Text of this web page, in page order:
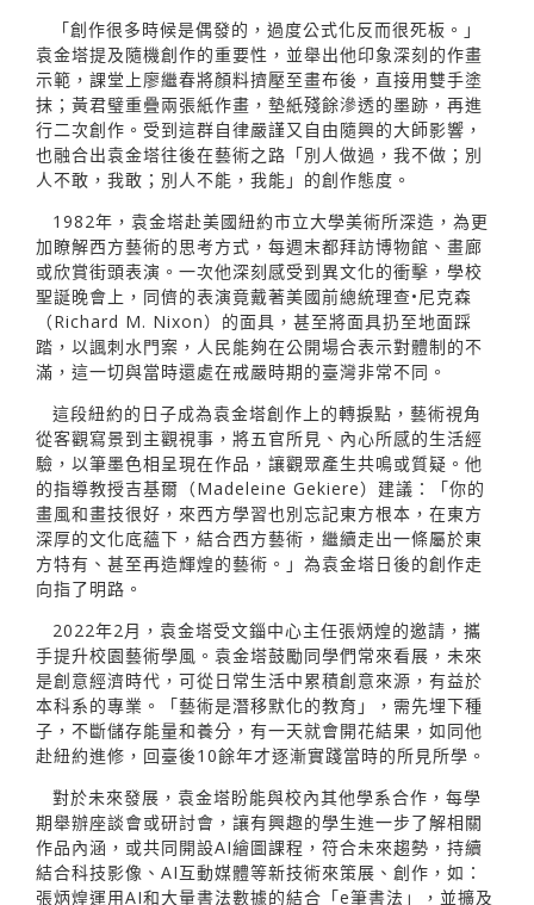
「創作很多時候是偶發的，過度公式化反而很死板。」
袁金塔提及隨機創作的重要性，並舉出他印象深刻的作畫
示範，課堂上廖繼春將顏料擠壓至畫布後，直接用雙手塗
抹；黃君璧重疊兩張紙作畫，墊紙殘餘滲透的墨跡，再進
行二次創作。受到這群自律嚴謹又自由隨興的大師影響，
也融合出袁金塔往後在藝術之路「別人做過，我不做；別
人不敢，我敢；別人不能，我能」的創作態度。
1982年，袁金塔赴美國紐約市立大學美術所深造，為更
加瞭解西方藝術的思考方式，每週末都拜訪博物館、畫廊
或欣賞街頭表演。一次他深刻感受到異文化的衝擊，學校
聖誕晚會上，同儕的表演竟戴著美國前總統理查•尼克森
（Richard M. Nixon）的面具，甚至將面具扔至地面踩
踏，以諷刺水門案，人民能夠在公開場合表示對體制的不
滿，這一切與當時還處在戒嚴時期的臺灣非常不同。
這段紐約的日子成為袁金塔創作上的轉捩點，藝術視角
從客觀寫景到主觀視事，將五官所見、內心所感的生活經
驗，以筆墨色相呈現在作品，讓觀眾產生共鳴或質疑。他
的指導教授吉基爾（Madeleine Gekiere）建議：「你的
畫風和畫技很好，來西方學習也別忘記東方根本，在東方
深厚的文化底蘊下，結合西方藝術，繼續走出一條屬於東
方特有、甚至再造輝煌的藝術。」為袁金塔日後的創作走
向指了明路。
2022年2月，袁金塔受文錙中心主任張炳煌的邀請，攜
手提升校園藝術學風。袁金塔鼓勵同學們常來看展，未來
是創意經濟時代，可從日常生活中累積創意來源，有益於
本科系的專業。「藝術是潛移默化的教育」，需先埋下種
子，不斷儲存能量和養分，有一天就會開花結果，如同他
赴紐約進修，回臺後10餘年才逐漸實踐當時的所見所學。
對於未來發展，袁金塔盼能與校內其他學系合作，每學
期舉辦座談會或研討會，讓有興趣的學生進一步了解相關
作品內涵，或共同開設AI繪圖課程，符合未來趨勢，持續
結合科技影像、AI互動媒體等新技術來策展、創作，如：
張炳煌運用AI和大量書法數據的結合「e筆書法」，並擴及